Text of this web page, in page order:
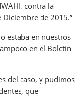
contra la
Diciembre de 2015.”
estaba en nuestros
en el Boletín
del caso, y pudimos
que